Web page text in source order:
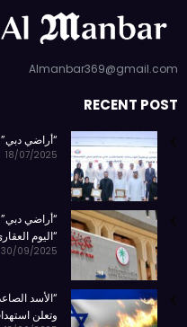
Almanbar369@gmail.com
RECENT POST
“أراضي
18/07/2025
“أراضي
“اليوم
30/09/2025
“الأسد
وتعلن